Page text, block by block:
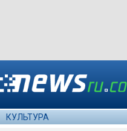
КУЛЬТУРА